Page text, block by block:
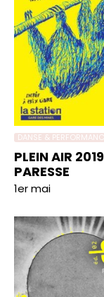
DANSE &
PLEIN AIR
PARESSE
1er mai